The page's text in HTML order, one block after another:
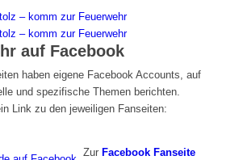
auf Facebook
haben eigene Facebook Accounts, auf
und spezifische Themen berichten.
Link zu den jeweiligen Fanseiten:
Zur Facebook Fanseite